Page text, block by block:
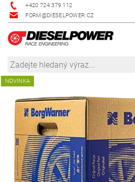
+420 724 379 112
FORM@DIESELPOWER.CZ
NOVINKA